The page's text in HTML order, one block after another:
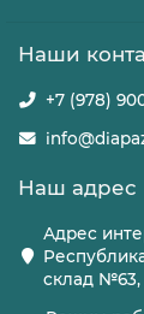
Наши
+7 (978)
Наш адрес
Адрес
склад №63,